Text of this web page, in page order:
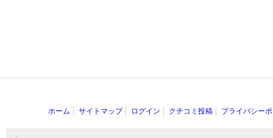
ホーム サイトマップ ログイン クチコミ投稿 プライバシー